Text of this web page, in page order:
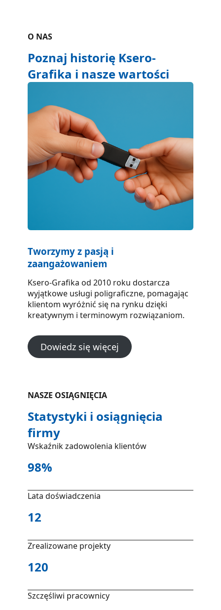
O NAS
Poznaj historię Ksero-
Grafika i nasze wartości
Tworzymy z pasją i
zaangażowaniem
Ksero-Grafika od 2010 roku dostarcza
wyjątkowe usługi poligraficzne, pomagając
klientom wyróżnić się na rynku dzięki
kreatywnym i terminowym rozwiązaniom.
Dowiedz się więcej
NASZE OSIĄGNIĘCIA
Statystyki i osiągnięcia
firmy
Wskaźnik zadowolenia klientów
98%
Lata doświadczenia
12
Zrealizowane projekty
120
Szczęśliwi pracownicy